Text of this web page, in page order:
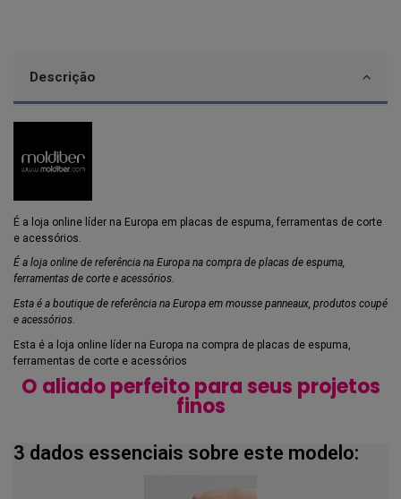
Descrição
É a loja online líder na Europa em placas de espuma, ferramentas de corte
e acessórios.
É a loja online de referência na Europa na compra de placas de espuma,
ferramentas de corte e acessórios.
Esta é a boutique de referência na Europa em mousse panneaux, produtos coupé
e acessórios.
Esta é a loja online líder na Europa na compra de placas de espuma,
ferramentas de corte e acessórios
O aliado perfeito para seus projetos
finos
3 dados essenciais sobre este modelo: